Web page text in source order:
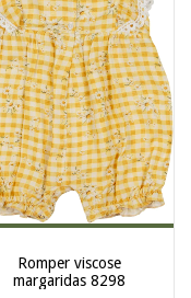
Romper viscose
margaridas 8298